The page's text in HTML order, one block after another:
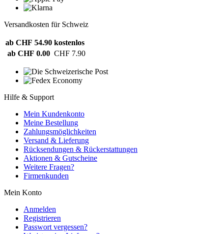
Versandkosten für Schweiz
ab CHF 54.90 kostenlos
ab CHF 0.00 CHF 7.90
Hilfe & Support
Mein Kundenkonto
Meine Bestellung
Zahlungsmöglichkeiten
Versand & Lieferung
Rücksendungen & Rückerstattungen
Aktionen & Gutscheine
Weitere Fragen?
Firmenkunden
Mein Konto
Anmelden
Registrieren
Passwort vergessen?